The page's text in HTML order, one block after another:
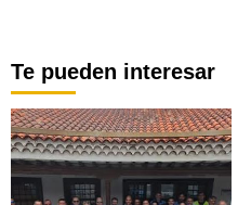
Te pueden interesar